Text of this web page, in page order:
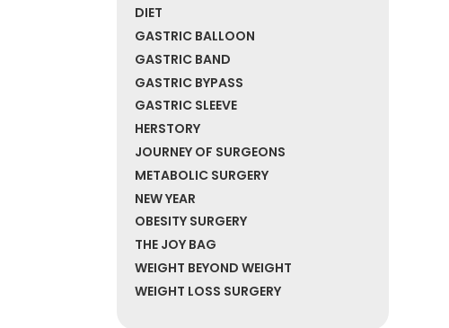
DIET
GASTRIC BALLOON
GASTRIC BAND
GASTRIC BYPASS
GASTRIC SLEEVE
HERSTORY
JOURNEY OF SURGEONS
METABOLIC SURGERY
NEW YEAR
OBESITY SURGERY
THE JOY BAG
WEIGHT BEYOND WEIGHT
WEIGHT LOSS SURGERY